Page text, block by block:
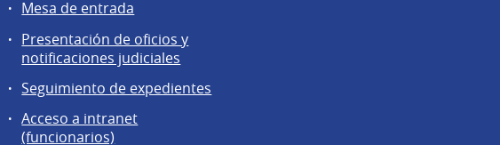
Mesa de entrada
Presentación de oficios y
notificaciones judiciales
Seguimiento de expedientes
Acceso a intranet
(funcionarios)